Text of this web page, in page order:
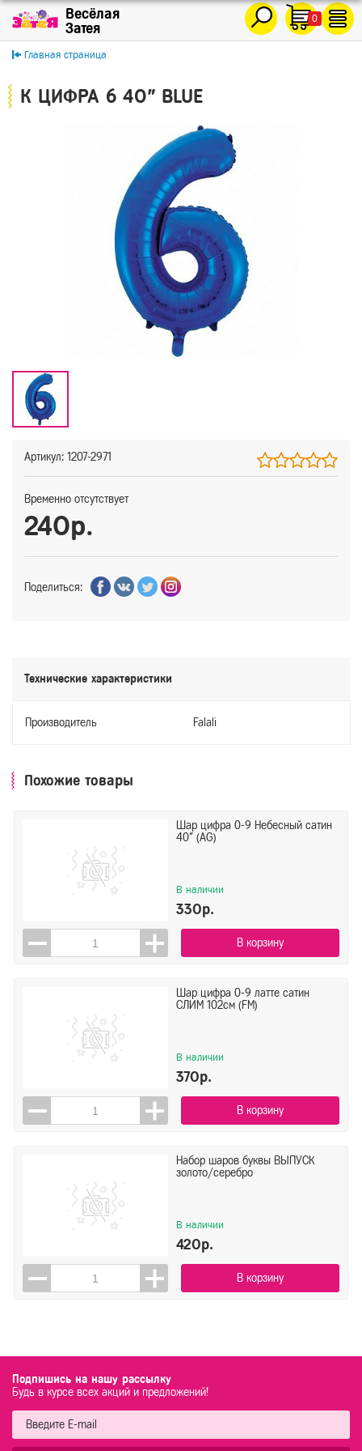
0
Главная страница
К ЦИФРА 6 40" BLUE
Артикул: 1207-2971
Временно отсутствует
240р.
Поделиться:
Технические характеристики
Производитель Falali
Похожие товары
Шар цифра 0-9 Небесный сатин
40" (AG)
В наличии
330р.
В корзину
Шар цифра 0-9 латте сатин
СЛИМ 102см (FM)
В наличии
370р.
В корзину
Набор шаров буквы ВЫПУСК
золото/серебро
В наличии
420р.
В корзину
Подпишись на нашу рассылку
Будь в курсе всех акций и предложений!